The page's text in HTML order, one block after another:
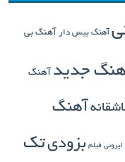
آهنگ بیس دار آهنگ بی
جدید آهنگ
آهنگ
ایرونی فیلم بزودیتک